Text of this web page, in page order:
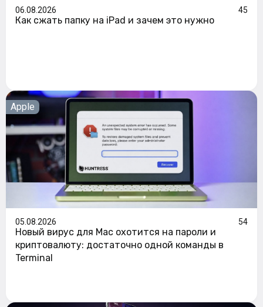
06.08.2026 45
Как сжать папку на iPad и зачем это нужно
Apple
05.08.2026 54
Новый вирус для Mac охотится на пароли и
криптовалюту: достаточно одной команды в
Terminal